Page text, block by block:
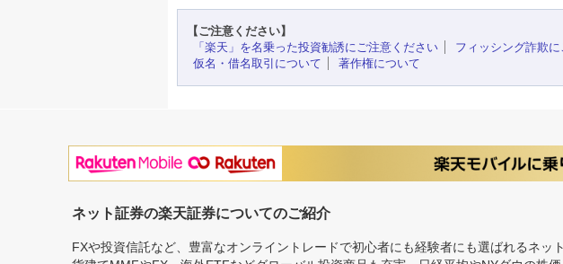
【ご注意ください】
「楽天」を名乗った投資勧誘にご注意ください
フィッシング詐欺
仮名・借名取引について
著作権について
ネット証券の楽天証券についてのご紹介
FXや投資信託など、豊富なオンライントレードで初心者にも経験者にも選ばれるネ